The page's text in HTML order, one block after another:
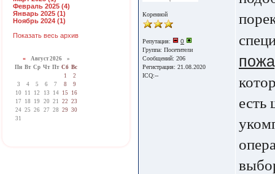
Февраль 2025 (4)
Январь 2025 (1)
Ноябрь 2024 (1)
Показать весь архив
«Август 2026 »
Пн Вт Ср Чт Пт Сб Вс
1
2
3
4 5 6 7 8
9
10
11 12 13 14 15
16
17
18 19 20 21 22 23
24 25 26 27 28 29 30
31
Коренной
Репутация:
0
Группа: Посетители
Сообщений: 206
Регистрация: 21.08.2020
ICQ:--